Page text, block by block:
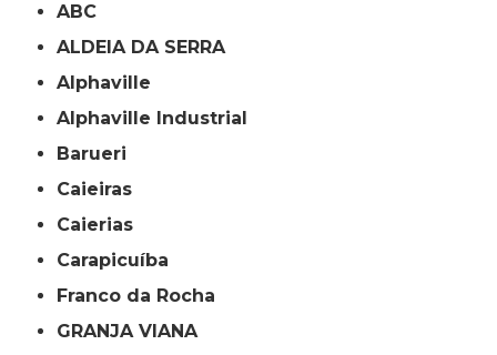
ABC
ALDEIA DA SERRA
Alphaville
Alphaville Industrial
Barueri
Caieiras
Caierias
Carapicuíba
Franco da Rocha
GRANJA VIANA